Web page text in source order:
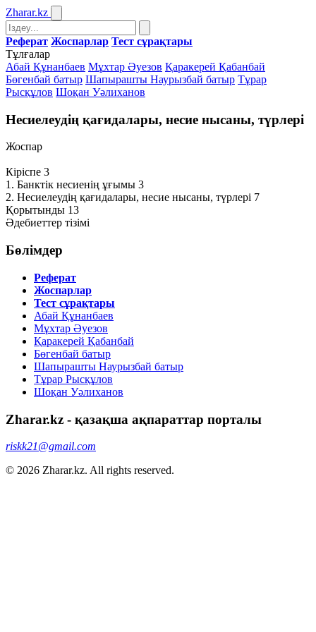
Zharar.kz
Реферат Жоспарлар Тест сұрақтары
Тұлғалар
Абай Құнанбаев Мұхтар Әуезов Қаракерей Қабанбай
Бөгенбай батыр Шапырашты Наурызбай батыр Тұрар
Рысқұлов Шоқан Уәлиханов
Несиелеудің қағидалары, несие нысаны, түрлері
Жоспар
Кіріспе 3
1. Банктік несиенің ұғымы 3
2. Несиелеудің қағидалары, несие нысаны, түрлері 7
Қорытынды 13
Әдебиеттер тізімі
Бөлімдер
Реферат
Жоспарлар
Тест сұрақтары
Абай Құнанбаев
Мұхтар Әуезов
Қаракерей Қабанбай
Бөгенбай батыр
Шапырашты Наурызбай батыр
Тұрар Рысқұлов
Шоқан Уәлиханов
Zharar.kz - қазақша ақпараттар порталы
riskk21@gmail.com
© 2026 Zharar.kz. All rights reserved.